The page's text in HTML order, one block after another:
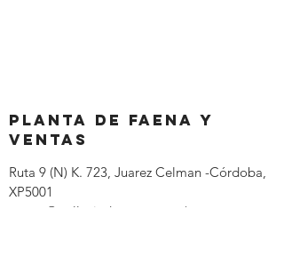
Planta de faena y
ventas
Ruta 9 (N) K. 723, Juarez Celman -Córdoba,
XP5001
ventas@pollosindacor.com.ar |